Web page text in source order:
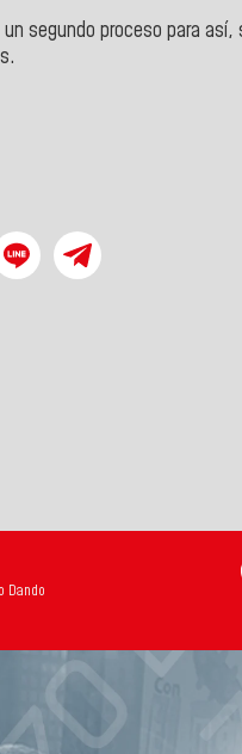
segundo proceso para
Dando